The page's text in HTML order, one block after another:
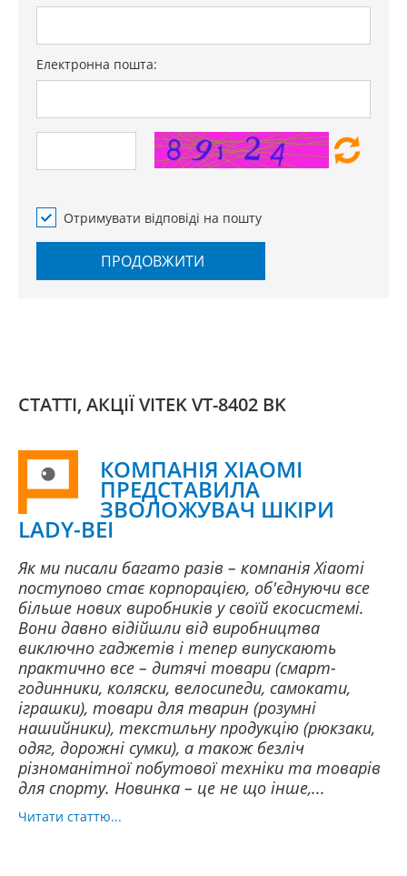
Електронна пошта:
Отримувати відповіді на пошту
ПРОДОВЖИТИ
СТАТТІ, АКЦІЇ VITEK VT-8402 BK
КОМПАНІЯ XIAOMI
ПРЕДСТАВИЛА
ЗВОЛОЖУВАЧ ШКІРИ
LADY-BEI
Як ми писали багато разів – компанія Xiaomi
поступово стає корпорацією, об'єднуючи все
більше нових виробників у своїй екосистемі.
Вони давно відійшли від виробництва
виключно гаджетів і тепер випускають
практично все – дитячі товари (смарт-
годинники, коляски, велосипеди, самокати,
іграшки), товари для тварин (розумні
нашийники), текстильну продукцію (рюкзаки,
одяг, дорожні сумки), а також безліч
різноманітної побутової техніки та товарів
для спорту. Новинка – це не що інше,...
Читати статтю...